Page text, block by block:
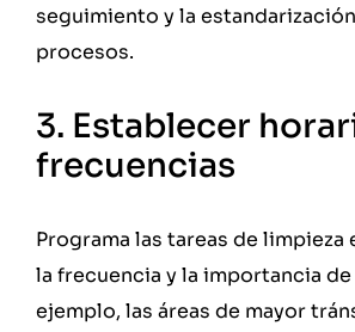
seguimiento y la
procesos.
3. Establecer
frecuencias
Programa las tareas de limpieza
la frecuencia y la importancia de
ejemplo, las áreas de mayor